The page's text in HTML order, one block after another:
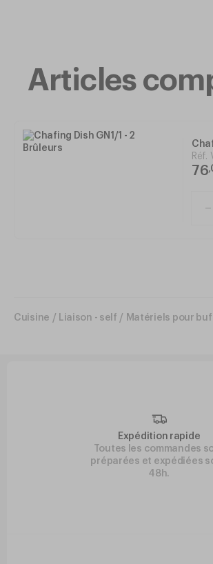
Articles
Réf.
76,
Cuisine / Liaison - self / Matériels pour
Expédition rapide
Toutes les commandes
préparées et expédiées
48h.